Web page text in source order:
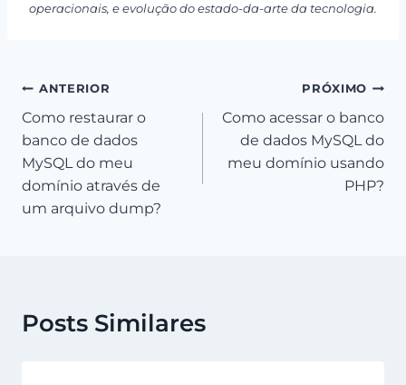
operacionais, e evolução do estado-da-arte da tecnologia.
Navegação
de
Post
ANTERIOR
Como restaurar o
banco de dados
MySQL do meu
domínio através de
um arquivo dump?
PRÓXIMO
Como acessar o banco
de dados MySQL do
meu domínio usando
PHP?
Posts Similares